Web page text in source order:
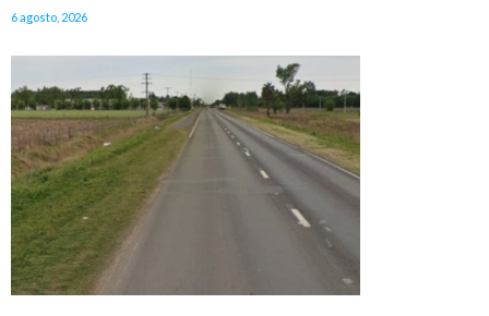
6 agosto, 2026